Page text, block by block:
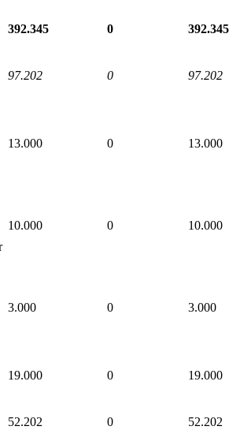
392.345 0 392.345
97.202 0 97.202
13.000 0 13.000
10.000 0 10.000
3.000 0 3.000
19.000 0 19.000
52.202 0 52.202